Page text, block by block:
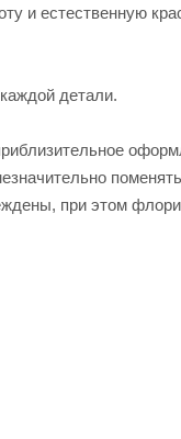
и естественную
детали.
при этом